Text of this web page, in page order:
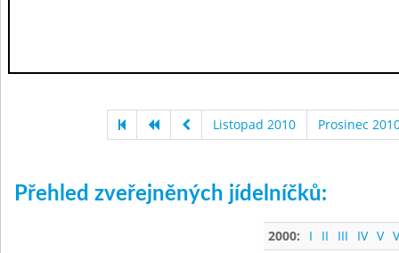
Listopad 2010 Prosinec
Přehled zveřejněných jídelníčků:
2000: I II III IV V